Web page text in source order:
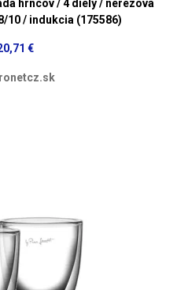
hrncov / 4 diely / nerezová
10 / indukcia (175586)
€